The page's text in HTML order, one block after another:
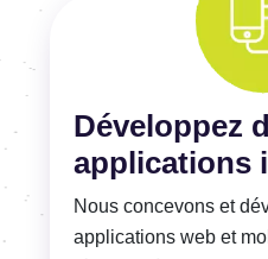
Développez
applications
Nous concevons et
applications web et
En savoir plus